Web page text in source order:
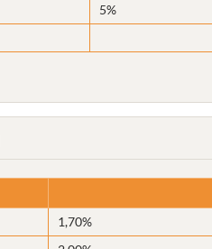
5%
1,70%